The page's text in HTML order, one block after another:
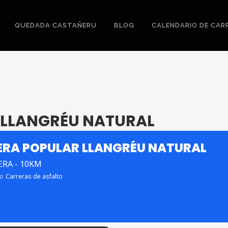
QUEDADA CASTAÑERU BLOG CALENDARIO DE
NATURAL
POPULAR LLANGRÉU NATURAL
- 10KM
Carreras de asfalto